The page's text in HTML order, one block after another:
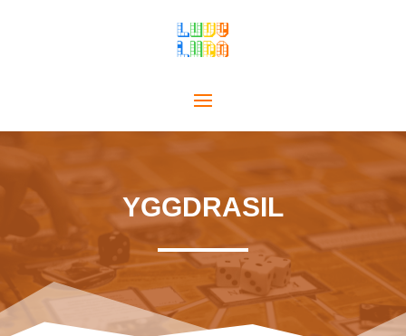
YGGDRASIL